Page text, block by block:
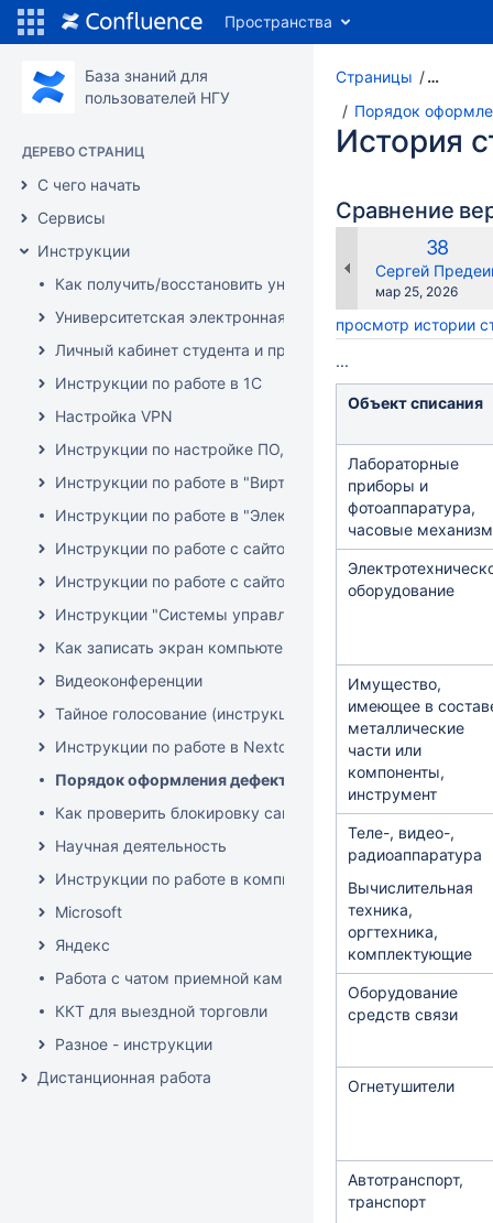
Пространства
База знаний для
пользователей НГУ
ДЕРЕВО СТРАНИЦ
С чего начать
Сервисы
Инструкции
Как получить/восстановить университетский аккаунт?
Университетская электронная почта (и сопутствующие
Личный кабинет студента и преподавателя (инструкции)
Инструкции по работе в 1C
Настройка VPN
Инструкции по настройке ПО, оборудования и решению
Инструкции по работе в "Виртуальной образовательной
Инструкции по работе в "Электронный архив НГУ"
Инструкции по работе с сайтом Всесибирской
Инструкции по работе с сайтом НГУ
Инструкции "Системы управления конференциями"
Как записать экран компьютера со звуком
Видеоконференции
Тайное голосование (инструкции)
Инструкции по работе в Nextcloud
Порядок оформления дефектной ведомости на
Как проверить блокировку сайта РосКомНадзором (РКН)
Научная деятельность
Инструкции по работе в компьютерных классах и
Microsoft
Яндекс
Работа с чатом приемной кампании
ККТ для выездной торговли
Разное - инструкции
Дистанционная работа
Страницы
…
Порядок
История
Сравнение
Старая
версия
38
Сергей
Сохранено
мар 25, 2026
просмотр истории
...
Объект списания
Лабораторные
приборы и
фотоаппаратура,
часовые
оборудование
Имущество,
имеющее в
металлические
части или
компоненты,
инструмент
Теле-, видео-,
радиоаппаратура
Вычислительная
техника,
оргтехника,
комплектующие
Оборудование
средств связи
Огнетушители
Автотранспорт,
транспорт